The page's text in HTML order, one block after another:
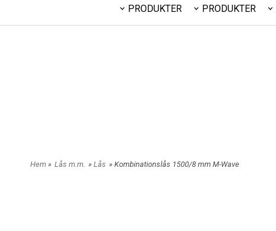
PRODUKTER PRODUKTER
Hem » Lås m.m. » Lås » Kombinationslås 1500/8 mm M-Wave